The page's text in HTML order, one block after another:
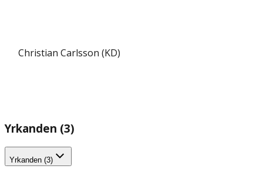
Christian Carlsson (KD)
Yrkanden (3)
Yrkanden (3)